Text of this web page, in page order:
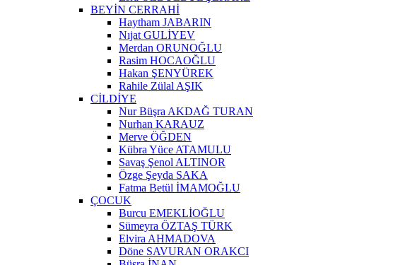
BEYİN CERRAHİ
Haytham JABARIN
Nıjat GULİYEV
Merdan ORUNOĞLU
Rasim HOCAOĞLU
Hakan ŞENYÜREK
Rahile Zülal AŞIK
CİLDİYE
Nur Büşra AKDAĞ TURAN
Nurhan KARAUZ
Merve ÖĞDEN
Kübra Yüce ATAMULU
Savaş Şenol ALTINOR
Özge Şeyda SAKA
Fatma Betül İMAMOĞLU
ÇOCUK
Burcu EMEKLİOĞLU
Sümeyra ÖZTAŞ TÜRK
Elvira AHMADOVA
Döne SAVURAN ORAKCI